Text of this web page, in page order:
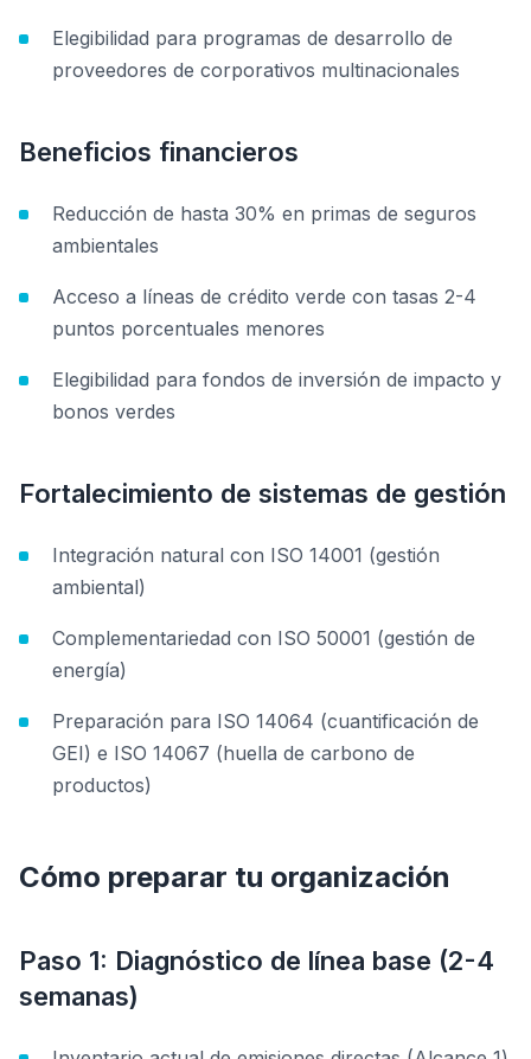
Elegibilidad para programas de desarrollo de
proveedores de corporativos multinacionales
Beneficios financieros
Reducción de hasta 30% en primas de seguros
ambientales
Acceso a líneas de crédito verde con tasas 2-4
puntos porcentuales menores
Elegibilidad para fondos de inversión de impacto y
bonos verdes
Fortalecimiento de sistemas de gestión
Integración natural con ISO 14001 (gestión
ambiental)
Complementariedad con ISO 50001 (gestión de
energía)
Preparación para ISO 14064 (cuantificación de
GEI) e ISO 14067 (huella de carbono de
productos)
Cómo preparar tu organización
Paso 1: Diagnóstico de línea base (2-4
semanas)